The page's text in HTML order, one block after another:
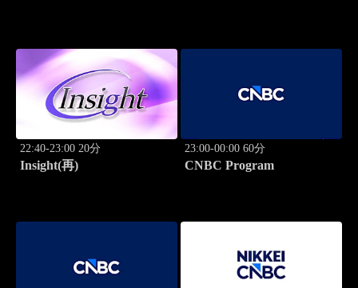
22:40-23:00 20分
Insight(再)
23:00-00:00 60分
CNBC Program